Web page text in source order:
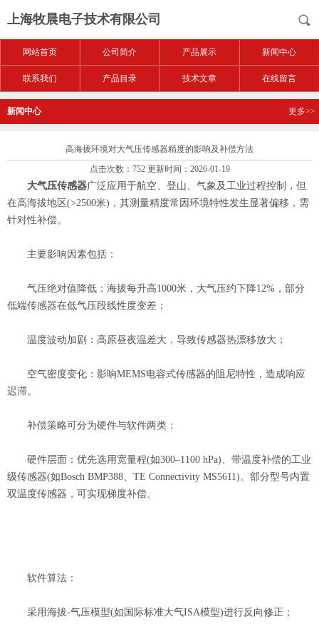
上海牧晨电子技术有限公司
网站首页 公司简介 产品展示 新闻中心
联系我们 产品目录 技术文章 在线留言
新闻中心 更多>>
高海拔环境对大气压传感器精度的影响及补偿方法
点击次数：752 更新时间：2026-01-19
大气压传感器广泛应用于航空、登山、气象及工业过程控制，但
在高海拔地区(>2500米)，其测量精度常因环境特性发生显著偏移，需
针对性补偿。
主要影响因素包括：
气压绝对值降低：海拔每升高1000米，大气压约下降12%，部分
低端传感器在低气压段线性度变差；
温度波动加剧：高原昼夜温差大，导致传感器热漂移放大；
空气密度变化：影响MEMS电容式传感器的阻尼特性，造成响应
迟滞。
补偿策略可分为硬件与软件两类：
硬件层面：优先选用宽量程(如300–1100 hPa)、带温度补偿的工业
级传感器(如Bosch BMP388、TE Connectivity MS5611)。部分型号内置
双温度传感器，可实现梯度补偿。
软件算法：
采用海拔-气压模型(如国际标准大气ISA模型)进行反向修正；